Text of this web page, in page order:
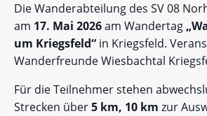
Die Wanderabteilung des SV 08
am 17. Mai 2026am Wandertag „
um Kriegsfeld“ in Kriegsfeld.
Wanderfreunde Wiesbachtal
Für die Teilnehmer stehen
Strecken über5 km, 10 km zur